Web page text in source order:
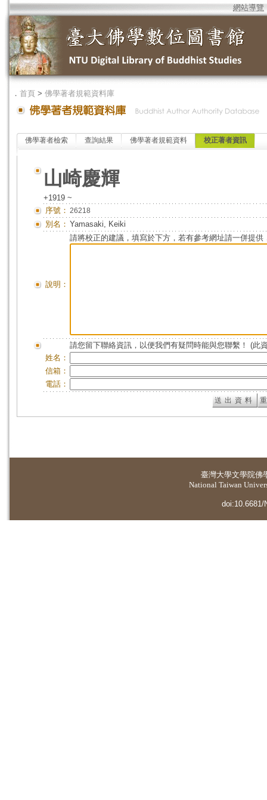
網站導覽
． 首頁 > 佛學著者規範資料庫
佛學著者檢索 查詢結果 佛學著者規範資料 校正著者資訊
山崎慶輝
+1919 ~
序號： 26218
別名： Yamasaki, Keiki
說明：
請將校正的建議，填寫於下方，若有參考網址請一併提供
請您留下聯絡資訊，以便我們有疑問時能與您聯繫！ (此
姓名：
信箱：
電話：
臺灣大學文學院佛
National Taiwan
doi:10.6681/